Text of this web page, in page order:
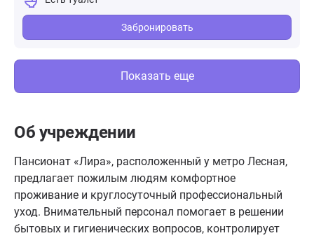
Забронировать
Показать еще
Об учреждении
Пансионат «Лира», расположенный у метро Лесная,
предлагает пожилым людям комфортное
проживание и круглосуточный профессиональный
уход. Внимательный персонал помогает в решении
бытовых и гигиенических вопросов, контролирует